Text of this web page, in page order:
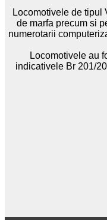
Locomotivele de tipul
de marfa precum si
numerotarii
Locomotivele au
indicativele Br 201/